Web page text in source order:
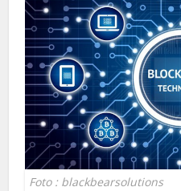
Foto : blackbearsolutions